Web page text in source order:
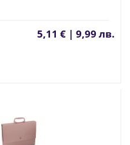
5,11 € | 9,99 лв.